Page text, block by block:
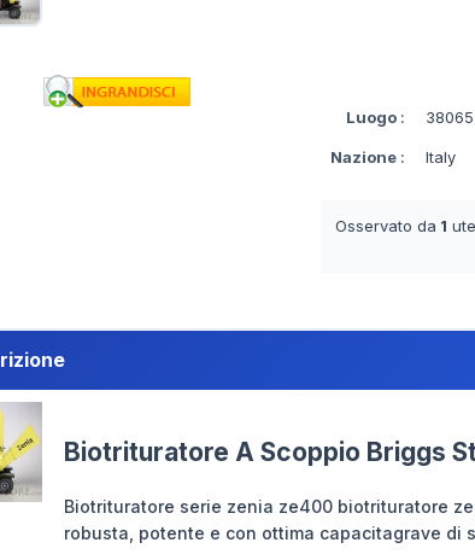
Luogo :
Nazione : Italy
Osservato da 1
Biotrituratore A Scoppio Briggs
Biotrituratore serie zenia ze400 biotrituratore
robusta, potente e con ottima capacitagrave di